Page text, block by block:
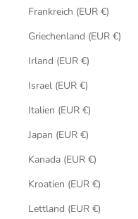
Frankreich (EUR €)
Griechenland (EUR €)
Irland (EUR €)
Israel (EUR €)
Italien (EUR €)
Japan (EUR €)
Kanada (EUR €)
Kroatien (EUR €)
Lettland (EUR €)